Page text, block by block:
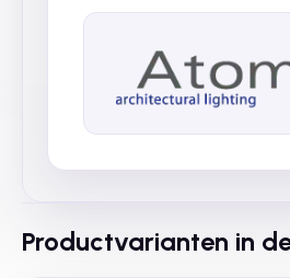
Productvarianten in